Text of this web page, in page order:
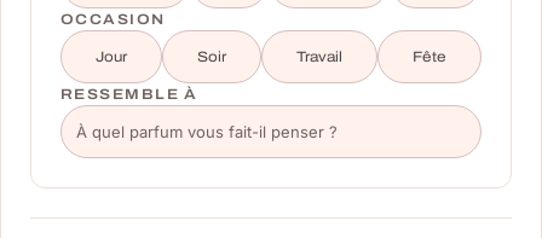
OCCASION
Jour Soir Travail Fête
RESSEMBLE À